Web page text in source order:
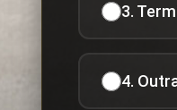
3.
4.